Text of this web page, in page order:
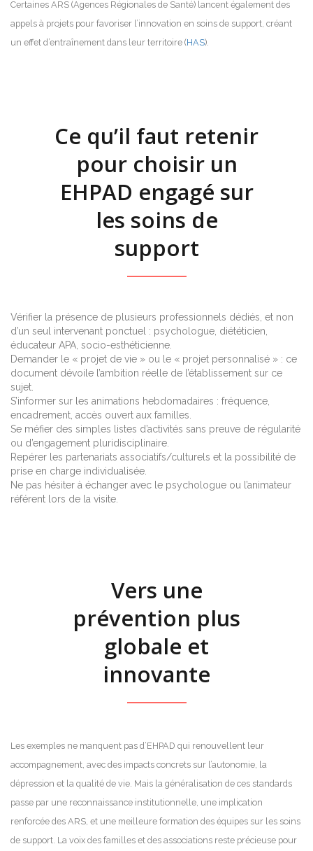
Certaines ARS (Agences Régionales de Santé) lancent également des
appels à projets pour favoriser l’innovation en soins de support, créant
un effet d’entraînement dans leur territoire (HAS).
Ce qu’il faut retenir
pour choisir un
EHPAD engagé sur
les soins de
support
Vérifier la présence de plusieurs professionnels dédiés, et non
d’un seul intervenant ponctuel : psychologue, diététicien,
éducateur APA, socio-esthéticienne.
Demander le « projet de vie » ou le « projet personnalisé » : ce
document dévoile l’ambition réelle de l’établissement sur ce
sujet.
S’informer sur les animations hebdomadaires : fréquence,
encadrement, accès ouvert aux familles.
Se méfier des simples listes d’activités sans preuve de régularité
ou d’engagement pluridisciplinaire.
Repérer les partenariats associatifs/culturels et la possibilité de
prise en charge individualisée.
Ne pas hésiter à échanger avec le psychologue ou l’animateur
référent lors de la visite.
Vers une
prévention plus
globale et
innovante
Les exemples ne manquent pas d’EHPAD qui renouvellent leur
accompagnement, avec des impacts concrets sur l’autonomie, la
dépression et la qualité de vie. Mais la généralisation de ces standards
passe par une reconnaissance institutionnelle, une implication
renforcée des ARS, et une meilleure formation des équipes sur les soins
de support. La voix des familles et des associations reste précieuse pour